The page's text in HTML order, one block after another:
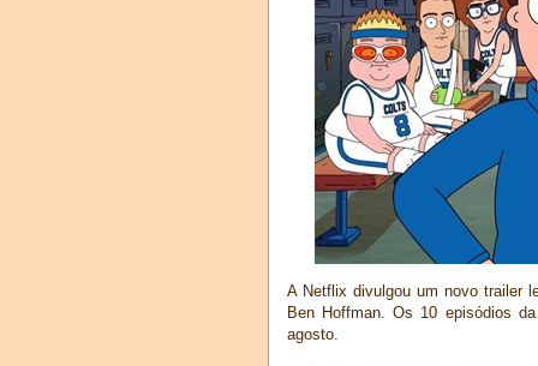
A Netflix divulgou um novo trailer
Ben Hoffman. Os 10 episódios
agosto.